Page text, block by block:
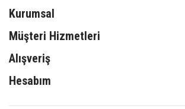
Kurumsal
Müşteri Hizmetleri
Alışveriş
Hesabım